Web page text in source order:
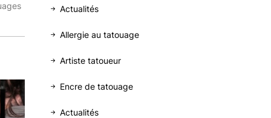
Actualités
Allergie au tatouage
Artiste tatoueur
Encre de tatouage
Actualités